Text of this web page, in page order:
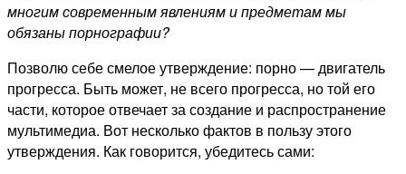
многим современным явлениям и предметам мы
обязаны порнографии?
Позволю себе смелое утверждение: порно — двигатель
прогресса. Быть может, не всего прогресса, но той его
части, которое отвечает за создание и распространение
мультимедиа. Вот несколько фактов в пользу этого
утверждения. Как говорится, убедитесь сами: